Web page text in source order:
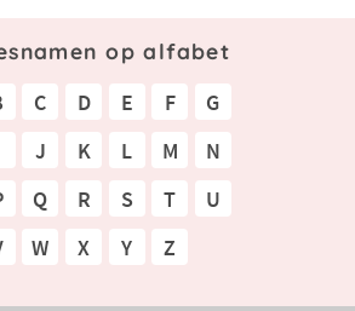
op alfabet
C D E F
G
J K L M
N
Q R S T
U
W X Y Z